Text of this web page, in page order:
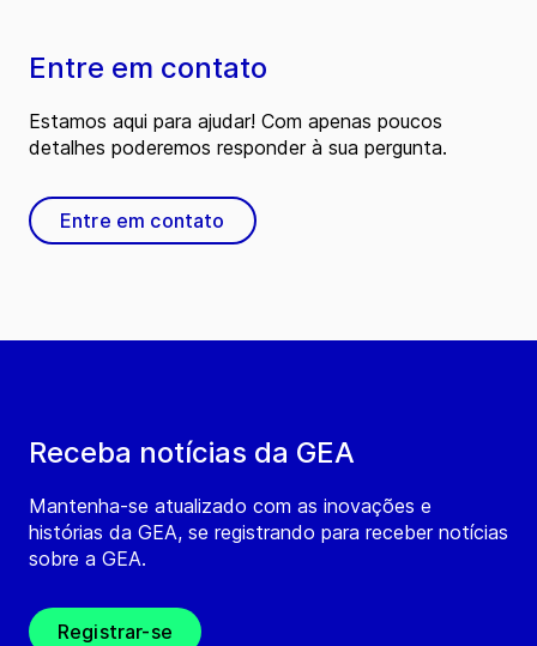
Receba notícias da GEA
Mantenha-se atualizado com as inovações e
histórias da GEA, se registrando para receber notícias
sobre a GEA.
Registrar-se
Entre em contato
Estamos aqui para ajudar! Com apenas poucos
detalhes poderemos responder à sua pergunta.
Entre em contato